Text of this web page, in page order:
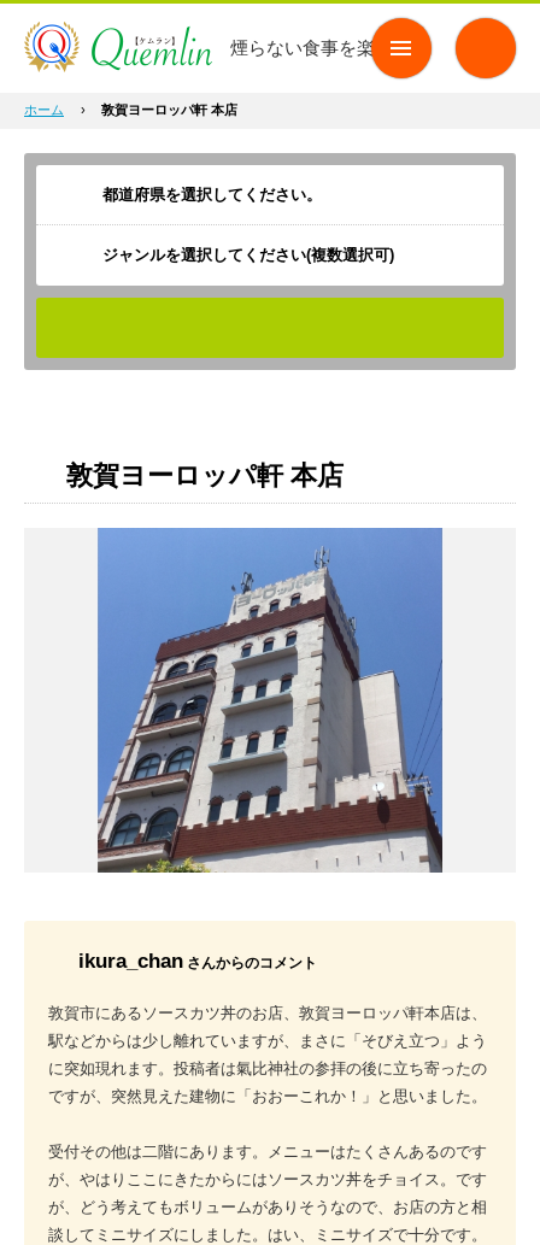
煙らない食事を楽しもう
ホーム › 敦賀ヨーロッパ軒 本店
ジャンルを選択してください(複数選択可)
敦賀ヨーロッパ軒 本店
ikura_chan さんからのコメント
敦賀市にあるソースカツ丼のお店、敦賀ヨーロッパ軒本店は、
駅などからは少し離れていますが、まさに「そびえ立つ」よう
に突如現れます。投稿者は氣比神社の参拝の後に立ち寄ったの
ですが、突然見えた建物に「おおーこれか！」と思いました。
受付その他は二階にあります。メニューはたくさんあるのです
が、やはりここにきたからにはソースカツ丼をチョイス。です
が、どう考えてもボリュームがありそうなので、お店の方と相
談してミニサイズにしました。はい、ミニサイズで十分です。